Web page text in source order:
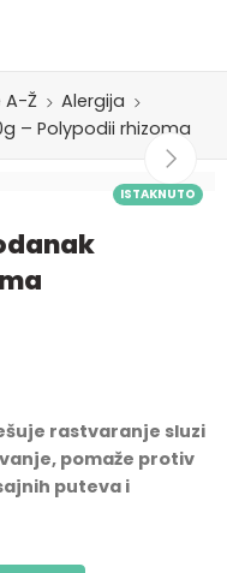
A-Ž
Alergija
– Polypodii rhizoma
ISTAKNUTO
rastvaranje sluzi
pomaže protiv
puteva i